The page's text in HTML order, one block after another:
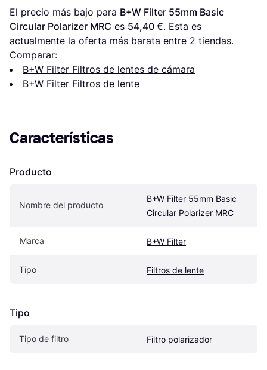
El precio más bajo para B+W Filter 55mm Basic
Circular Polarizer MRC es 54,40 €. Esta es
actualmente la oferta más barata entre 2 tiendas.
Comparar:
B+W Filter Filtros de lentes de cámara
B+W Filter Filtros de lente
Características
Producto
Nombre del producto
B+W Filter 55mm Basic
Circular Polarizer MRC
Marca B+W Filter
Tipo Filtros de lente
Tipo
Tipo de filtro Filtro polarizador